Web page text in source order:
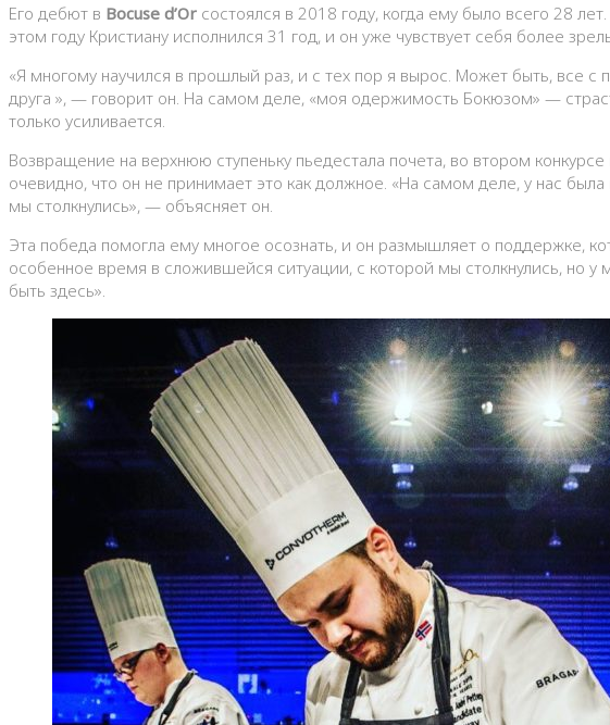
Его дебют в Bocuse d’Or состоялся в 2018 году, когда ему было всего 28
этом году Кристиану исполнился 31 год, и он уже чувствует себя более
«Я многому научился в прошлый раз, и с тех пор я вырос. Может быть, все
друга », — говорит он. На самом деле, «моя одержимость Бокюзом» —
только усиливается.
Возвращение на верхнюю ступеньку пьедестала почета, во втором
очевидно, что он не принимает это как должное. «На самом деле, у нас
мы столкнулись», — объясняет он.
Эта победа помогла ему многое осознать, и он размышляет о поддержке,
особенное время в сложившейся ситуации, с которой мы столкнулись, но
быть здесь».